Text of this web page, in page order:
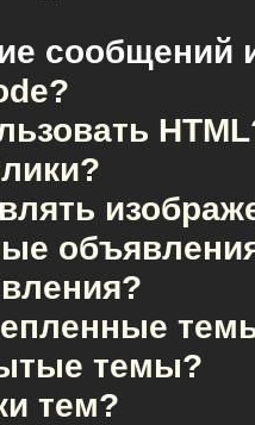
сообщений
темы?
тем?